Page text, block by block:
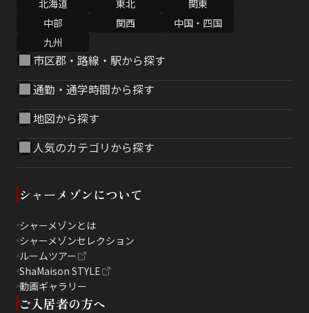
北海道 東北
関東
中部
関西
中国・四国
九州
市区郡・路線・駅から探す
通勤・通学時間から探す
地図から探す
人気のカテゴリから探す
シャーメゾンについて
シャーメゾンとは
シャーメゾンセレクション
ルームツアー
ShaMaison STYLE
動画ギャラリー
ご入居者の方へ